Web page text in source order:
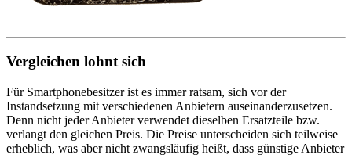
Vergleichen lohnt sich
Für Smartphonebesitzer ist es immer ratsam, sich vor der
Instandsetzung mit verschiedenen Anbietern auseinanderzusetzen.
Denn nicht jeder Anbieter verwendet dieselben Ersatzteile bzw.
verlangt den gleichen Preis. Die Preise unterscheiden sich teilweise
erheblich, was aber nicht zwangsläufig heißt, dass günstige Anbieter